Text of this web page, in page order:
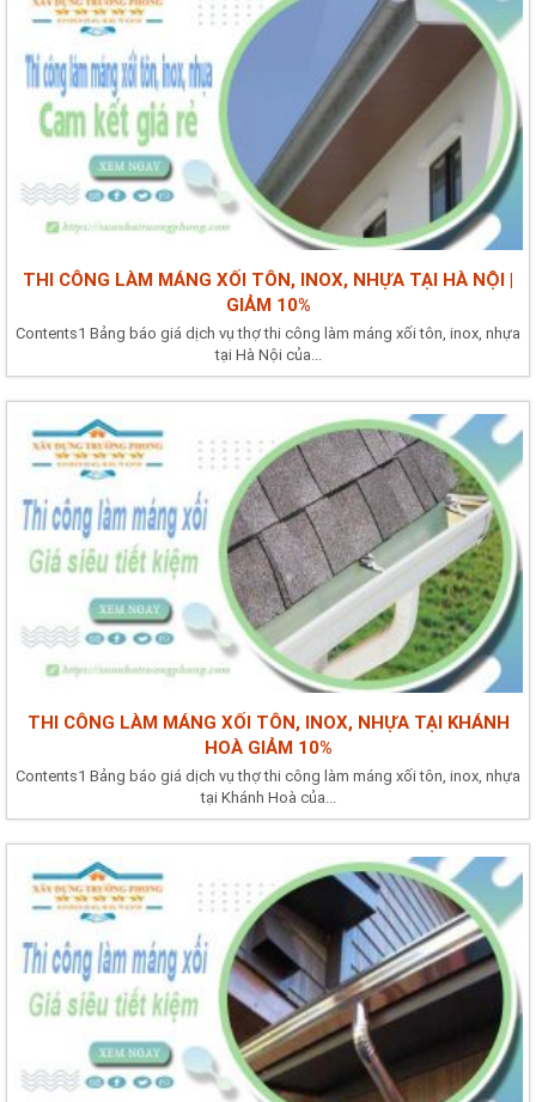
THI CÔNG LÀM MÁNG XỐI TÔN, INOX, NHỰA TẠI HÀ NỘI |
GIẢM 10%
Contents1 Bảng báo giá dịch vụ thợ thi công làm máng xối tôn, inox, nhựa
tại Hà Nội của...
THI CÔNG LÀM MÁNG XỐI TÔN, INOX, NHỰA TẠI KHÁNH
HOÀ GIẢM 10%
Contents1 Bảng báo giá dịch vụ thợ thi công làm máng xối tôn, inox, nhựa
tại Khánh Hoà của...